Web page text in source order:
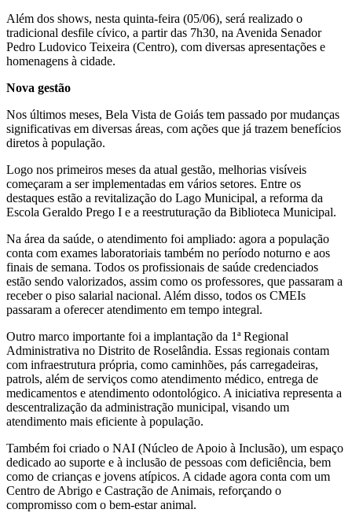
Além dos shows, nesta quinta-feira (05/06), será realizado o
tradicional desfile cívico, a partir das 7h30, na Avenida Senador
Pedro Ludovico Teixeira (Centro), com diversas apresentações e
homenagens à cidade.
Nova gestão
Nos últimos meses, Bela Vista de Goiás tem passado por mudanças
significativas em diversas áreas, com ações que já trazem benefícios
diretos à população.
Logo nos primeiros meses da atual gestão, melhorias visíveis
começaram a ser implementadas em vários setores. Entre os
destaques estão a revitalização do Lago Municipal, a reforma da
Escola Geraldo Prego I e a reestruturação da Biblioteca Municipal.
Na área da saúde, o atendimento foi ampliado: agora a população
conta com exames laboratoriais também no período noturno e aos
finais de semana. Todos os profissionais de saúde credenciados
estão sendo valorizados, assim como os professores, que passaram a
receber o piso salarial nacional. Além disso, todos os CMEIs
passaram a oferecer atendimento em tempo integral.
Outro marco importante foi a implantação da 1ª Regional
Administrativa no Distrito de Roselândia. Essas regionais contam
com infraestrutura própria, como caminhões, pás carregadeiras,
patrols, além de serviços como atendimento médico, entrega de
medicamentos e atendimento odontológico. A iniciativa representa a
descentralização da administração municipal, visando um
atendimento mais eficiente à população.
Também foi criado o NAI (Núcleo de Apoio à Inclusão), um espaço
dedicado ao suporte e à inclusão de pessoas com deficiência, bem
como de crianças e jovens atípicos. A cidade agora conta com um
Centro de Abrigo e Castração de Animais, reforçando o
compromisso com o bem-estar animal.